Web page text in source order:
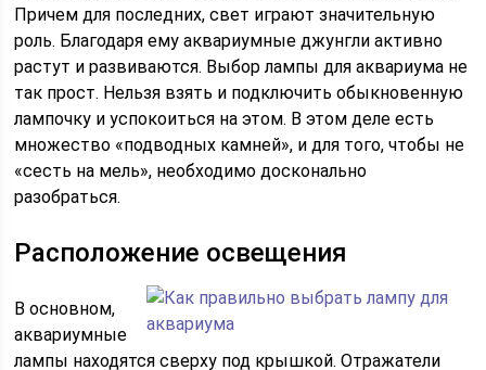
Причем для последних, свет играют значительную
роль. Благодаря ему аквариумные джунгли активно
растут и развиваются. Выбор лампы для аквариума не
так прост. Нельзя взять и подключить обыкновенную
лампочку и успокоиться на этом. В этом деле есть
множество «подводных камней», и для того, чтобы не
«сесть на мель», необходимо досконально
разобраться.
Расположение освещения
В основном,
аквариумные
лампы находятся сверху под крышкой. Отражатели